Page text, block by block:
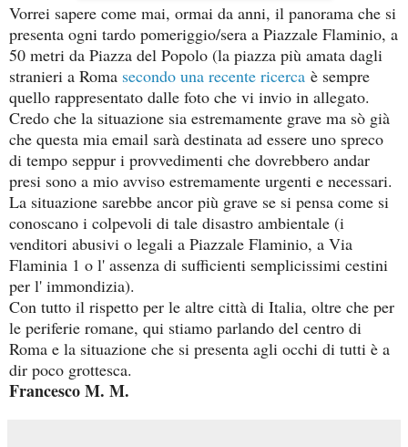
Vorrei sapere come mai, ormai da anni, il panorama che si
presenta ogni tardo pomeriggio/sera a Piazzale Flaminio, a
50 metri da Piazza del Popolo (la piazza più amata dagli
stranieri a Roma secondo una recente ricerca è sempre
quello rappresentato dalle foto che vi invio in allegato.
Credo che la situazione sia estremamente grave ma sò già
che questa mia email sarà destinata ad essere uno spreco
di tempo seppur i provvedimenti che dovrebbero andar
presi sono a mio avviso estremamente urgenti e necessari.
La situazione sarebbe ancor più grave se si pensa come si
conoscano i colpevoli di tale disastro ambientale (i
venditori abusivi o legali a Piazzale Flaminio, a Via
Flaminia 1 o l' assenza di sufficienti semplicissimi cestini
per l' immondizia).
Con tutto il rispetto per le altre città di Italia, oltre che per
le periferie romane, qui stiamo parlando del centro di
Roma e la situazione che si presenta agli occhi di tutti è a
dir poco grottesca.
Francesco M. M.